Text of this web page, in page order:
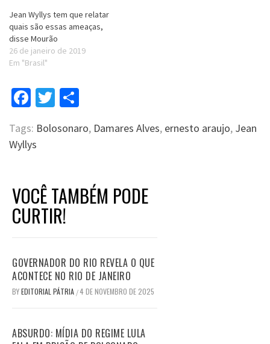
Jean Wyllys tem que relatar
quais são essas ameaças,
disse Mourão
26 de janeiro de 2019
Em "Brasil"
Facebook
Twitter
Tags: Bolosonaro, Damares Alves, ernesto araujo, Jean
Wyllys
VOCÊ TAMBÉM PODE
CURTIR!
GOVERNADOR DO RIO REVELA O QUE
ACONTECE NO RIO DE JANEIRO
BYEDITORIAL PÁTRIA /4 DE NOVEMBRO DE 2025
ABSURDO: MÍDIA DO REGIME LULA